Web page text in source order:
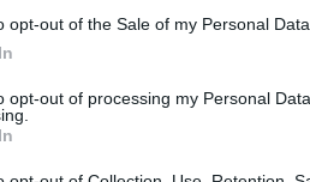
opt-out of the Sale of my Personal Data.
opt-out of processing my Personal